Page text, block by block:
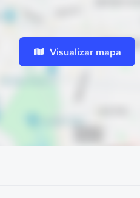
Visualizar mapa